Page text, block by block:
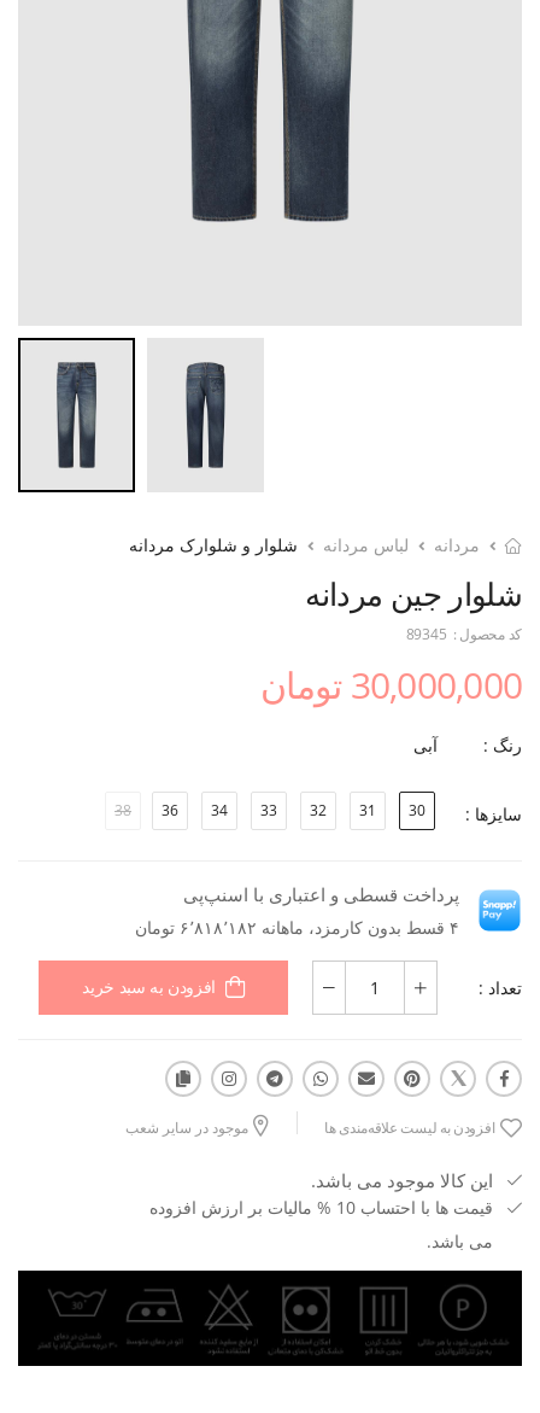
مردانه لباس مردانه شلوار و شلوارک مردانه
شلوار جین مردانه
کد محصول : 89345
30,000,000 تومان
رنگ : آبی
سایزها : 30
31
32
33
34
36
38
پرداخت قسطی و اعتباری با اسنپ‌پی
۴ قسط بدون کارمزد، ماهانه ۶٬۸۱۸٬۱۸۲ تومان
تعداد : افزودن به سبد خرید
افزودن به لیست علاقه‌مندی ها موجود در سایر شعب
این کالا موجود می باشد.
قیمت ها با احتساب 10 % مالیات بر ارزش افزوده
می باشد.